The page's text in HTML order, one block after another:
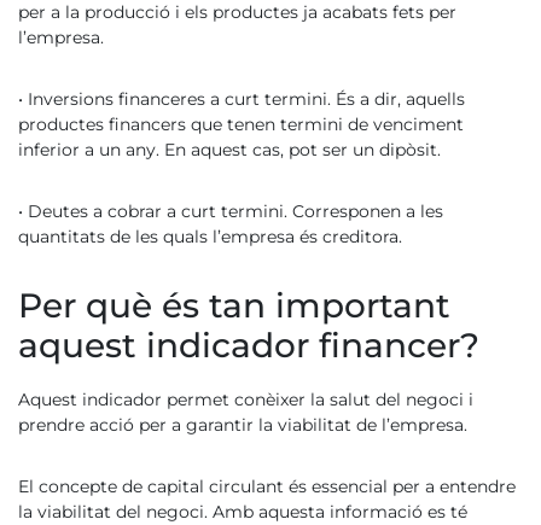
per a la producció i els productes ja acabats fets per
l’empresa.
• Inversions financeres a curt termini. És a dir, aquells
productes financers que tenen termini de venciment
inferior a un any. En aquest cas, pot ser un dipòsit.
• Deutes a cobrar a curt termini. Corresponen a les
quantitats de les quals l’empresa és creditora.
Per què és tan important
aquest indicador financer?
Aquest indicador permet conèixer la salut del negoci i
prendre acció per a garantir la viabilitat de l’empresa.
El concepte de capital circulant és essencial per a entendre
la viabilitat del negoci. Amb aquesta informació es té